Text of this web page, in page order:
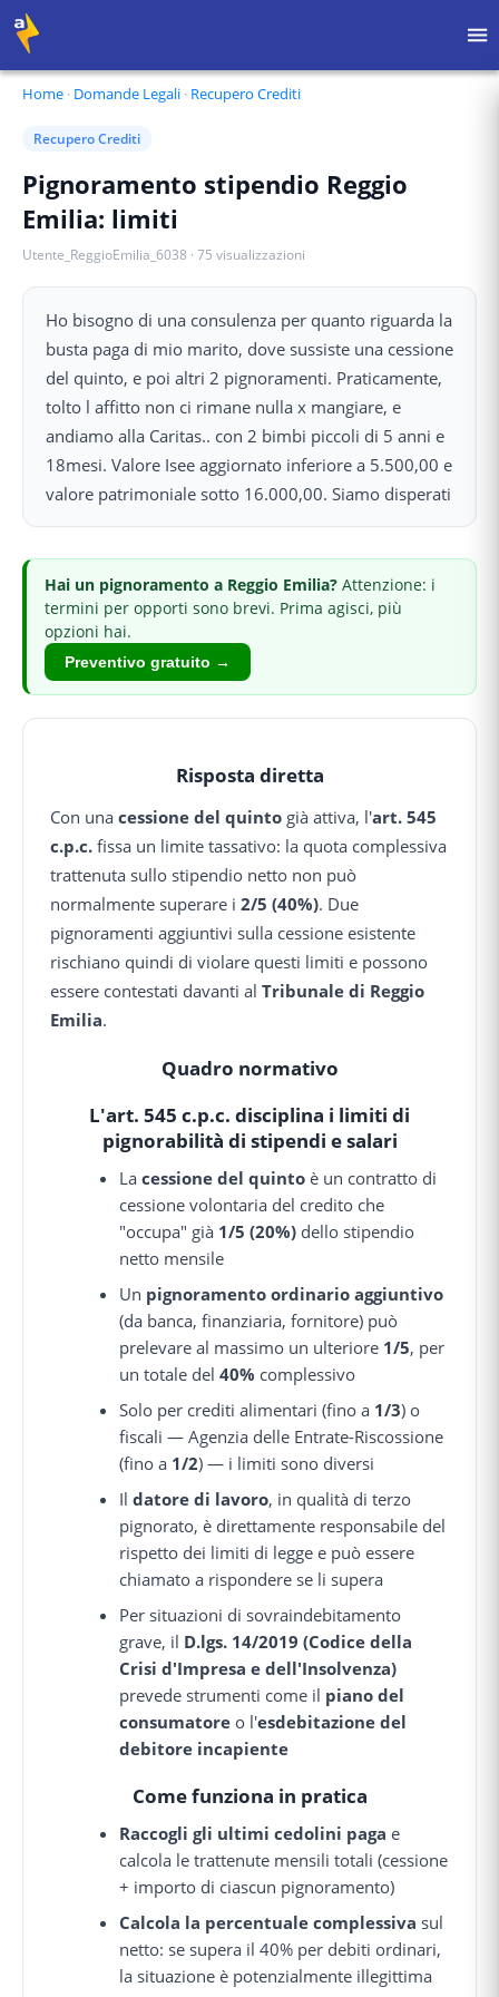
Home · Domande Legali · Recupero Crediti
Recupero Crediti
Pignoramento stipendio Reggio
Emilia: limiti
Utente_ReggioEmilia_6038 · 75 visualizzazioni
Ho bisogno di una consulenza per quanto riguarda la
busta paga di mio marito, dove sussiste una cessione
del quinto, e poi altri 2 pignoramenti. Praticamente,
tolto l affitto non ci rimane nulla x mangiare, e
andiamo alla Caritas.. con 2 bimbi piccoli di 5 anni e
18mesi. Valore Isee aggiornato inferiore a 5.500,00 e
valore patrimoniale sotto 16.000,00. Siamo disperati
Hai un pignoramento a Reggio Emilia? Attenzione: i
termini per opporti sono brevi. Prima agisci, più
opzioni hai.
Preventivo gratuito →
Risposta diretta
Con una cessione del quinto già attiva, l'art. 545
c.p.c. fissa un limite tassativo: la quota complessiva
trattenuta sullo stipendio netto non può
normalmente superare i 2/5 (40%). Due
pignoramenti aggiuntivi sulla cessione esistente
rischiano quindi di violare questi limiti e possono
essere contestati davanti al Tribunale di Reggio
Emilia.
Quadro normativo
L'art. 545 c.p.c. disciplina i limiti di
pignorabilità di stipendi e salari
Lacessione del quinto è un contratto di
cessione volontaria del credito che
"occupa" già 1/5 (20%) dello stipendio
netto mensile
Un pignoramento ordinario aggiuntivo
(da banca, finanziaria, fornitore) può
prelevare al massimo un ulteriore 1/5, per
un totale del40% complessivo
Solo per crediti alimentari (fino a 1/3) o
fiscali — Agenzia delle Entrate-Riscossione
(fino a 1/2) — i limiti sono diversi
Ildatore di lavoro, in qualità di terzo
pignorato, è direttamente responsabile del
rispetto dei limiti di legge e può essere
chiamato a rispondere se li supera
Per situazioni di sovraindebitamento
grave, il D.lgs. 14/2019 (Codice della
Crisi d'Impresa e dell'Insolvenza)
prevede strumenti come il piano del
consumatore o l'esdebitazione del
debitore incapiente
Come funziona in pratica
Raccogli gli ultimi cedolini paga e
calcola le trattenute mensili totali (cessione
+ importo di ciascun pignoramento)
Calcola la percentuale complessiva sul
netto: se supera il 40% per debiti ordinari,
la situazione è potenzialmente illegittima